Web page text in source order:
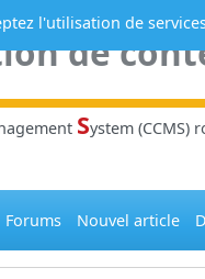
de
System
Forums Nouvel article
l'utilisation de